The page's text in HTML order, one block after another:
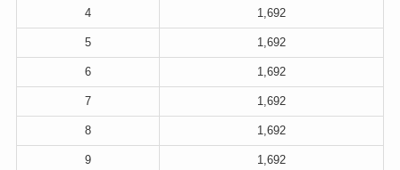
4 1,692
5 1,692
6 1,692
7 1,692
8 1,692
9 1,692